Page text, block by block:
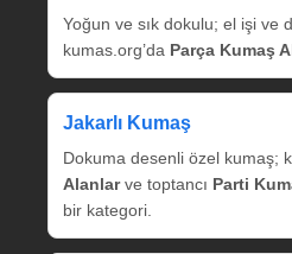
Yoğun ve sık dokulu; el işi ve
kumas.org’da Parça Kumaş
Jakarlı Kumaş
Dokuma desenli özel kumaş;
Alanlarve toptancı Parti
bir kategori.